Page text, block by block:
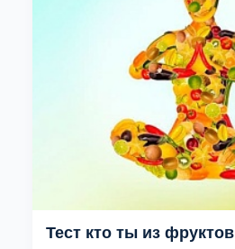
Тест кто ты из фруктов